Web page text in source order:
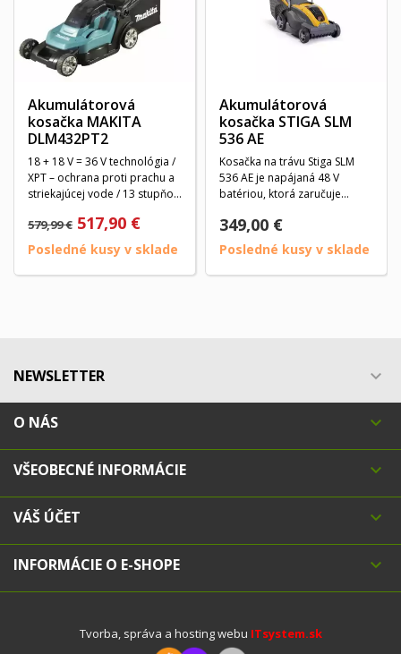
Akumulátorová
kosačka MAKITA
DLM432PT2
18 + 18 V = 36 V technológia /
XPT – ochrana proti prachu a
striekajúcej vode / 13 stupňov
579,99 € 517,90 €
Posledné kusy v sklade
Akumulátorová
kosačka STIGA SLM
536 AE
Kosačka na trávu Stiga SLM
536 AE je napájaná 48 V
batériou, ktorá zaručuje
349,00 €
Posledné kusy v sklade
NEWSLETTER 
O NÁS 
VŠEOBECNÉ INFORMÁCIE 
VÁŠ ÚČET 
INFORMÁCIE O E-SHOPE 
Tvorba, správa a hosting webu ITsystem.sk